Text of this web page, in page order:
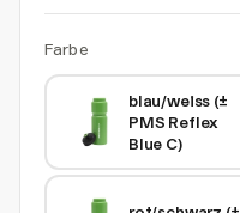
Farbe
blau/weiss (±
PMS Reflex
Blue C)